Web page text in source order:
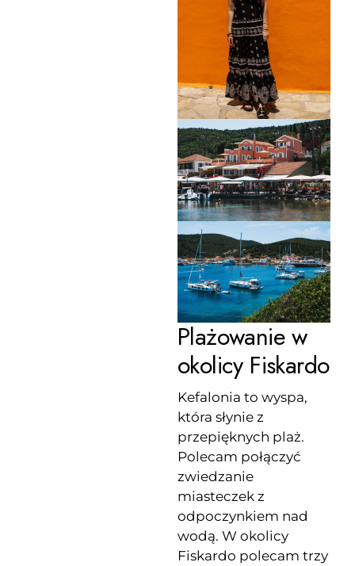
Plażowanie w
okolicy Fiskardo
Kefalonia to wyspa,
która słynie z
przepięknych plaż.
Polecam połączyć
zwiedzanie
miasteczek z
odpoczynkiem nad
wodą. W okolicy
Fiskardo polecam trzy